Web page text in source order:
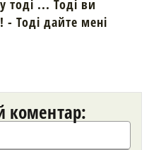
тоді ... Тоді ви
Тоді дайте мені
коментар: